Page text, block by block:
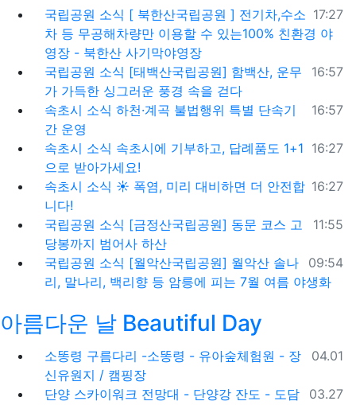
등록일
17:27
국립공원 소식 [ 북한산국립공원 ] 전기차,수소
차 등 무공해차량만 이용할 수 있는100% 친환경 야
영장 - 북한산 사기막야영장
등록일
16:57
국립공원 소식 [태백산국립공원] 함백산, 운무
가 가득한 싱그러운 풍경 속을 걷다
등록일
16:57
속초시 소식 하천·계곡 불법행위 특별 단속기
간 운영
등록일
16:27
속초시 소식 속초시에 기부하고, 답례품도 1+1
으로 받아가세요!
등록일
16:27
속초시 소식 ☀️ 폭염, 미리 대비하면 더 안전합
니다!
등록일
11:55
국립공원 소식 [금정산국립공원] 동문 코스 고
당봉까지 범어사 하산
등록일
09:54
국립공원 소식 [월악산국립공원] 월악산 솔나
리, 말나리, 백리향 등 암릉에 피는 7월 여름 야생화
아름다운 날 Beautiful Day
등록일
04.01
소똥령 구름다리 -소똥령 - 유아숲체험원 - 장
신유원지 / 캠핑장
등록일
03.27
단양 스카이워크 전망대 - 단양강 잔도 - 도담